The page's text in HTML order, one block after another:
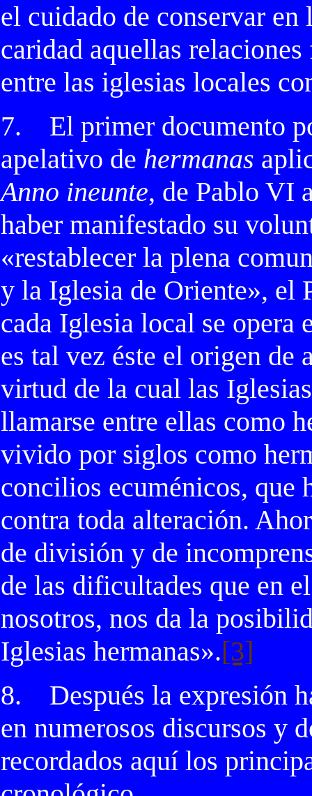
el cuidado de conservar
caridad aquellas
entre las iglesias locales
7.
El primer documento
apelativo de hermanas
Anno ineunte, de Pablo VI
haber manifestado su
«restablecer la plena
y la Iglesia de Oriente», el
cada Iglesia local se opera
es tal vez éste el origen de
virtud de la cual las
llamarse entre ellas como
vivido por siglos como
concilios ecuménicos, que
contra toda alteración.
de división y de
de las dificultades que en
nosotros, nos da la
Iglesias hermanas».[3]
8.
Después la expresión
en numerosos discursos y
recordados aquí los